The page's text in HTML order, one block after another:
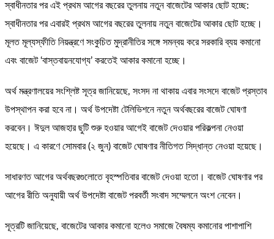
স্বাধীনতার পর এই প্রথম আগের বছরের তুলনায় নতুন বাজেটের আকার ছোট হচ্ছে:
স্বাধীনতার পর এবারই প্রথম আগের বছরের তুলনায় নতুন বাজেটের আকার ছোট হচ্ছে।
মূলত মূল্যস্ফীতি নিয়ন্ত্রণে সংকুচিত মুদ্রানীতির সঙ্গে সমন্বয় করে সরকারি ব্যয় কমানো
এবং বাজেট ‘বাস্তবায়নযোগ্য’ করতেই আকার কমানো হচ্ছে।
অর্থ মন্ত্রণালয়ের সংশ্লিষ্ট সূত্র জানিয়েছে, সংসদ না থাকায় এবার সংসদে বাজেট প্রস্তাব
উপস্থাপন করা হবে না। অর্থ উপদেষ্টা টেলিভিশনে নতুন অর্থবছরের বাজেট ঘোষণা
করবেন। ঈদুল আজহার ছুটি শুরু হওয়ার আগেই বাজেট দেওয়ার পরিকল্পনা নেওয়া
হয়েছে। এ কারণে সোমবার (২ জুন) বাজেট ঘোষণার নীতিগত সিদ্ধান্ত নেওয়া হয়েছে।
সাধারণত আগের অর্থবছরগুলোতে বৃহস্পতিবার বাজেট দেওয়া হতো। বাজেট ঘোষণার পর
আগের রীতি অনুযায়ী অর্থ উপদেষ্টা বাজেট পরবর্তী সংবাদ সম্মেলনে অংশ নেবেন।
সূত্রটি জানিয়েছে, বাজেটের আকার কমানো হলেও সমাজে বৈষম্য কমানোর পাশাপাশি